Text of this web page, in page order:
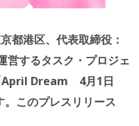
都港区、代表取締役：
営するタスク・プロジェ
April Dream 4月1日
このプレスリリース